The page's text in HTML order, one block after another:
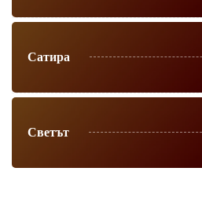
Сатира
Светът